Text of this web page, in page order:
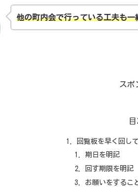
他の町内会で行っている工夫も一
スポ
回覧板を早く回し
期日を明記
回す期限を明記
お願いをするこ